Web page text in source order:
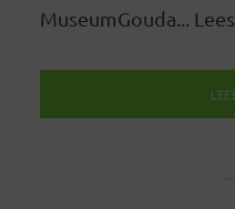
MuseumGouda...